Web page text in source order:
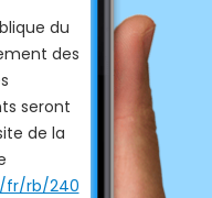
du
des
seront
de la
fr/rb/240